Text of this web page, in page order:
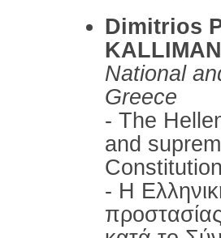
Dimitrios
National
Greece
- The
and
- Η